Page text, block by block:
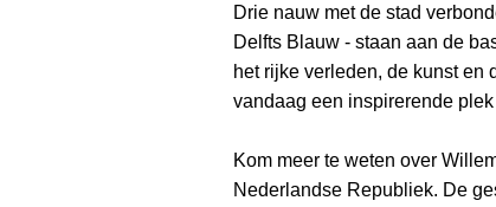
Drie nauw met de stad
Delfts Blauw - staan aan de
het rijke verleden, de kunst en
vandaag een inspirerende
Kom meer te weten over
Nederlandse Republiek. De